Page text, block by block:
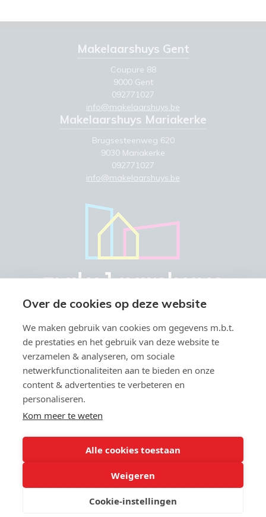
63 reviews 9,9
Makelaarshuys Gent
Coupure 88
9000 Gent
092771027
info@makelaarshuys.be
Makelaarshuys Mariakerke
Brugsesteenweg 620
9030 Mariakerke
092771027
info@makelaarshuys.be
Ondernemingsnummer BTW-BE 0766.579.221
Toezichthoudende autoriteit: Beroepsinstituut van
Onderworpen aan dedeontologische code van het BIV
© 2026 Makelaarshuys |Developed by Zabun
Over de cookies op deze website
We maken gebruik van cookies om gegevens m.b.t.
de prestaties en het gebruik van deze website te
verzamelen & analyseren, om sociale
netwerkfunctionaliteiten aan te bieden en onze
content & advertenties te verbeteren en
personaliseren.
Kom meer te weten
Alle cookies toestaan
Weigeren
Cookie-instellingen